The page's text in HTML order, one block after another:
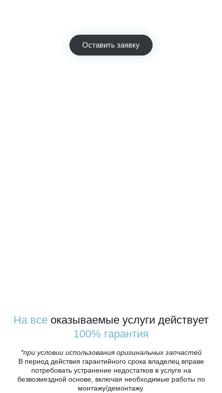
Оставить заявку
На все оказываемые услуги действует
100% гарантия
*при условии использования оригинальных запчастей
В период действия гарантийного срока владелец вправе
потребовать устранение недостатков в услуге на
безвозмездной основе, включая необходимые работы по
монтажу/демонтажу.